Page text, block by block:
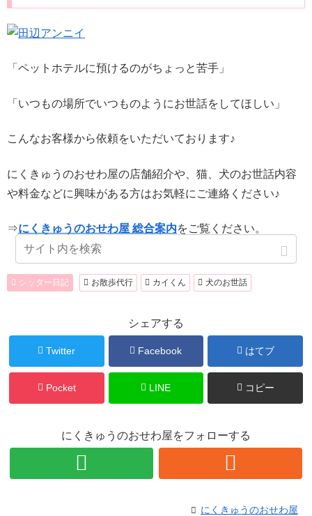
「ペットホテルに預けるのがちょっと苦手」
「いつもの場所でいつものようにお世話をしてほしい」
こんなお客様から依頼をいただいております♪
にくきゅうのおせわ屋の店舗紹介や、猫、犬のお世話内容
や料金などに興味がある方はお気軽にご連絡ください♪
⇒にくきゅうのおせわ屋 総合案内をご覧ください。
シッター日記 お散歩代行 カイくん 犬のお世話
シェアする
Twitter Facebook はてブ
Pocket LINE コピー
にくきゅうのおせわ屋をフォローする
にくきゅうのおせわ屋